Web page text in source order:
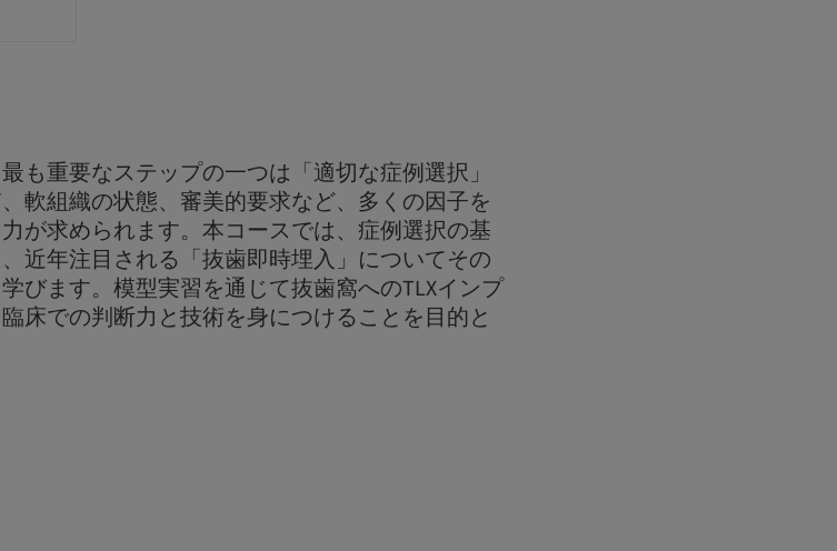
も重要なステップの一つは「適切な症例選択」
軟組織の状態、審美的要求など、多くの因子を
が求められます。本コースでは、症例選択の基
近年注目される「抜歯即時埋入」についてその
びます。模型実習を通じて抜歯窩へのTLXインプ
床での判断力と技術を身につけることを目的と